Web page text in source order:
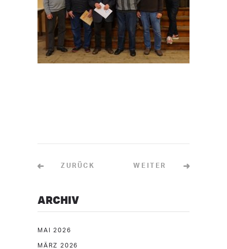
ZURÜCK WEITER
ARCHIV
MAI 2026
MÄRZ 2026